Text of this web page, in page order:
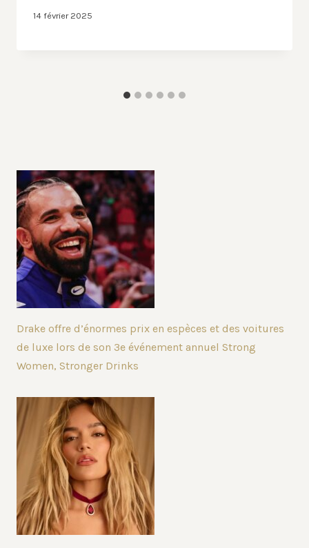
14 février 2025
Drake offre d’énormes prix en espèces et des voitures
de luxe lors de son 3e événement annuel Strong
Women, Stronger Drinks